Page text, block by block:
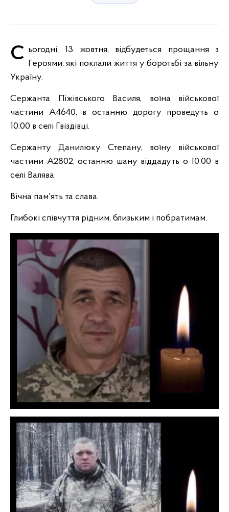
Сьогодні, 13 жовтня, відбудеться прощання з Героями, які поклали життя у боротьбі за вільну
Україну.
Сержанта Піжівського Василя, воїна військової
частини А4640, в останню дорогу проведуть о
10:00 в селі Гвіздівці.
Сержанту Данилюку Степану, воїну військової
частини А2802, останню шану віддадуть о 10:00 в
селі Валява.
Вічна пам'ять та слава.
Глибокі співчуття рідним, близьким і побратимам.